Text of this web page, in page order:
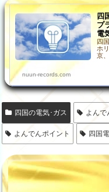
四
プ
電
四
ホ
京
nuun-records.com
四国の電気･ガス よんで
よんでんポイント 四国